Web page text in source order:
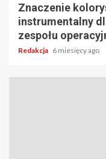
Znaczenie
instrumentalny
zespołu
Redakcja 6 miesięcy ago